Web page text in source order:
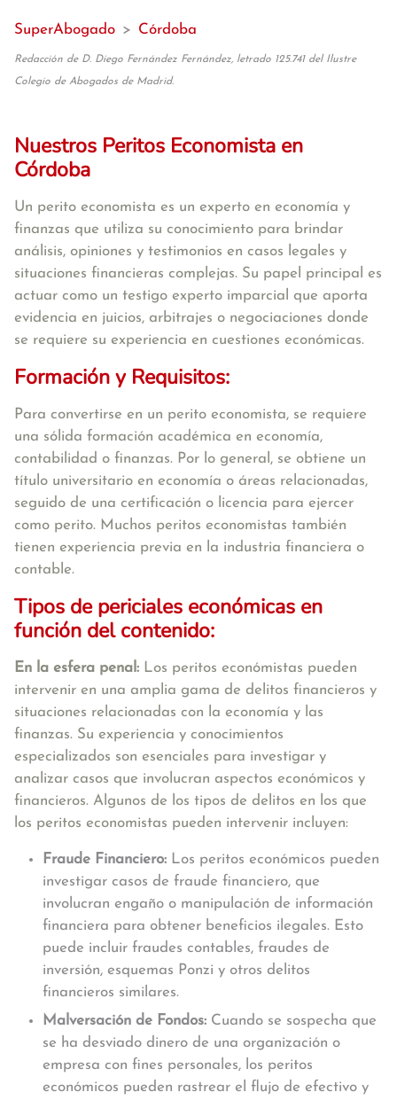
SuperAbogado > Córdoba
Redacción de D. Diego Fernández Fernández, letrado 125.741 del Ilustre
Colegio de Abogados de Madrid.
Nuestros Peritos Economista en
Córdoba
Un perito economista es un experto en economía y
finanzas que utiliza su conocimiento para brindar
análisis, opiniones y testimonios en casos legales y
situaciones financieras complejas. Su papel principal es
actuar como un testigo experto imparcial que aporta
evidencia en juicios, arbitrajes o negociaciones donde
se requiere su experiencia en cuestiones económicas.
Formación y Requisitos:
Para convertirse en un perito economista, se requiere
una sólida formación académica en economía,
contabilidad o finanzas. Por lo general, se obtiene un
título universitario en economía o áreas relacionadas,
seguido de una certificación o licencia para ejercer
como perito. Muchos peritos economistas también
tienen experiencia previa en la industria financiera o
contable.
Tipos de periciales económicas en
función del contenido:
En la esfera penal: Los peritos económistas pueden
intervenir en una amplia gama de delitos financieros y
situaciones relacionadas con la economía y las
finanzas. Su experiencia y conocimientos
especializados son esenciales para investigar y
analizar casos que involucran aspectos económicos y
financieros. Algunos de los tipos de delitos en los que
los peritos economistas pueden intervenir incluyen:
Fraude Financiero: Los peritos económicos pueden
investigar casos de fraude financiero, que
involucran engaño o manipulación de información
financiera para obtener beneficios ilegales. Esto
puede incluir fraudes contables, fraudes de
inversión, esquemas Ponzi y otros delitos
financieros similares.
Malversación de Fondos: Cuando se sospecha que
se ha desviado dinero de una organización o
empresa con fines personales, los peritos
económicos pueden rastrear el flujo de efectivo y